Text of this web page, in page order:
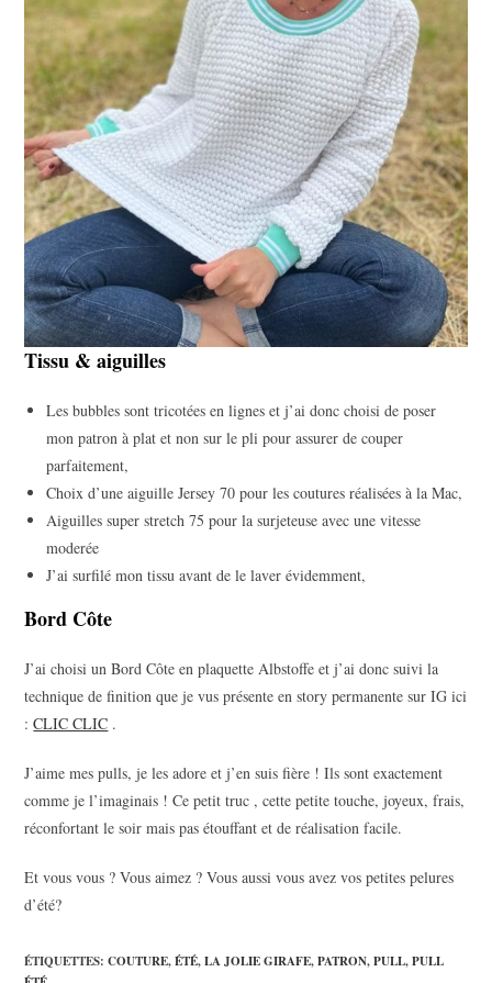
Tissu & aiguilles
Les bubbles sont tricotées en lignes et j’ai donc choisi de poser
mon patron à plat et non sur le pli pour assurer de couper
parfaitement,
Choix d’une aiguille Jersey 70 pour les coutures réalisées à la Mac,
Aiguilles super stretch 75 pour la surjeteuse avec une vitesse
moderée
J’ai surfilé mon tissu avant de le laver évidemment,
Bord Côte
J’ai choisi un Bord Côte en plaquette Albstoffe et j’ai donc suivi la
technique de finition que je vus présente en story permanente sur IG ici
:CLIC CLIC .
J’aime mes pulls, je les adore et j’en suis fière ! Ils sont exactement
comme je l’imaginais ! Ce petit truc , cette petite touche, joyeux, frais,
réconfortant le soir mais pas étouffant et de réalisation facile.
Et vous vous ? Vous aimez ? Vous aussi vous avez vos petites pelures
d’été?
ÉTIQUETTES:COUTURE, ÉTÉ, LA JOLIE GIRAFE, PATRON, PULL, PULL